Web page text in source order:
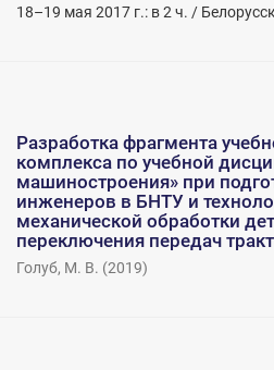
18–19 мая 2017 г.: в 2 ч. /
Разработка фрагмента
комплекса по учебной
машиностроения» при
инженеров в БНТУ и
механической обработки
переключения передач
Голуб, М. В. (2019)